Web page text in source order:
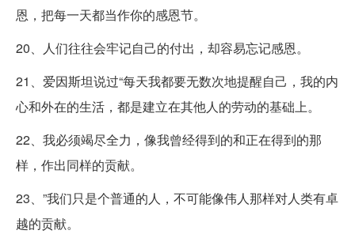
恩，把每一天都当作你的感恩节。
20、人们往往会牢记自己的付出，却容易忘记感恩。
21、爱因斯坦说过“每天我都要无数次地提醒自己，我的内
心和外在的生活，都是建立在其他人的劳动的基础上。
22、我必须竭尽全力，像我曾经得到的和正在得到的那
样，作出同样的贡献。
23、”我们只是个普通的人，不可能像伟人那样对人类有卓
越的贡献。